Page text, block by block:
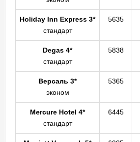
Holiday Inn Express 3*
стандарт
5635
Degas 4*
стандарт
5838
Версаль 3*
эконом
5365
Mercure Hotel 4*
стандарт
6445